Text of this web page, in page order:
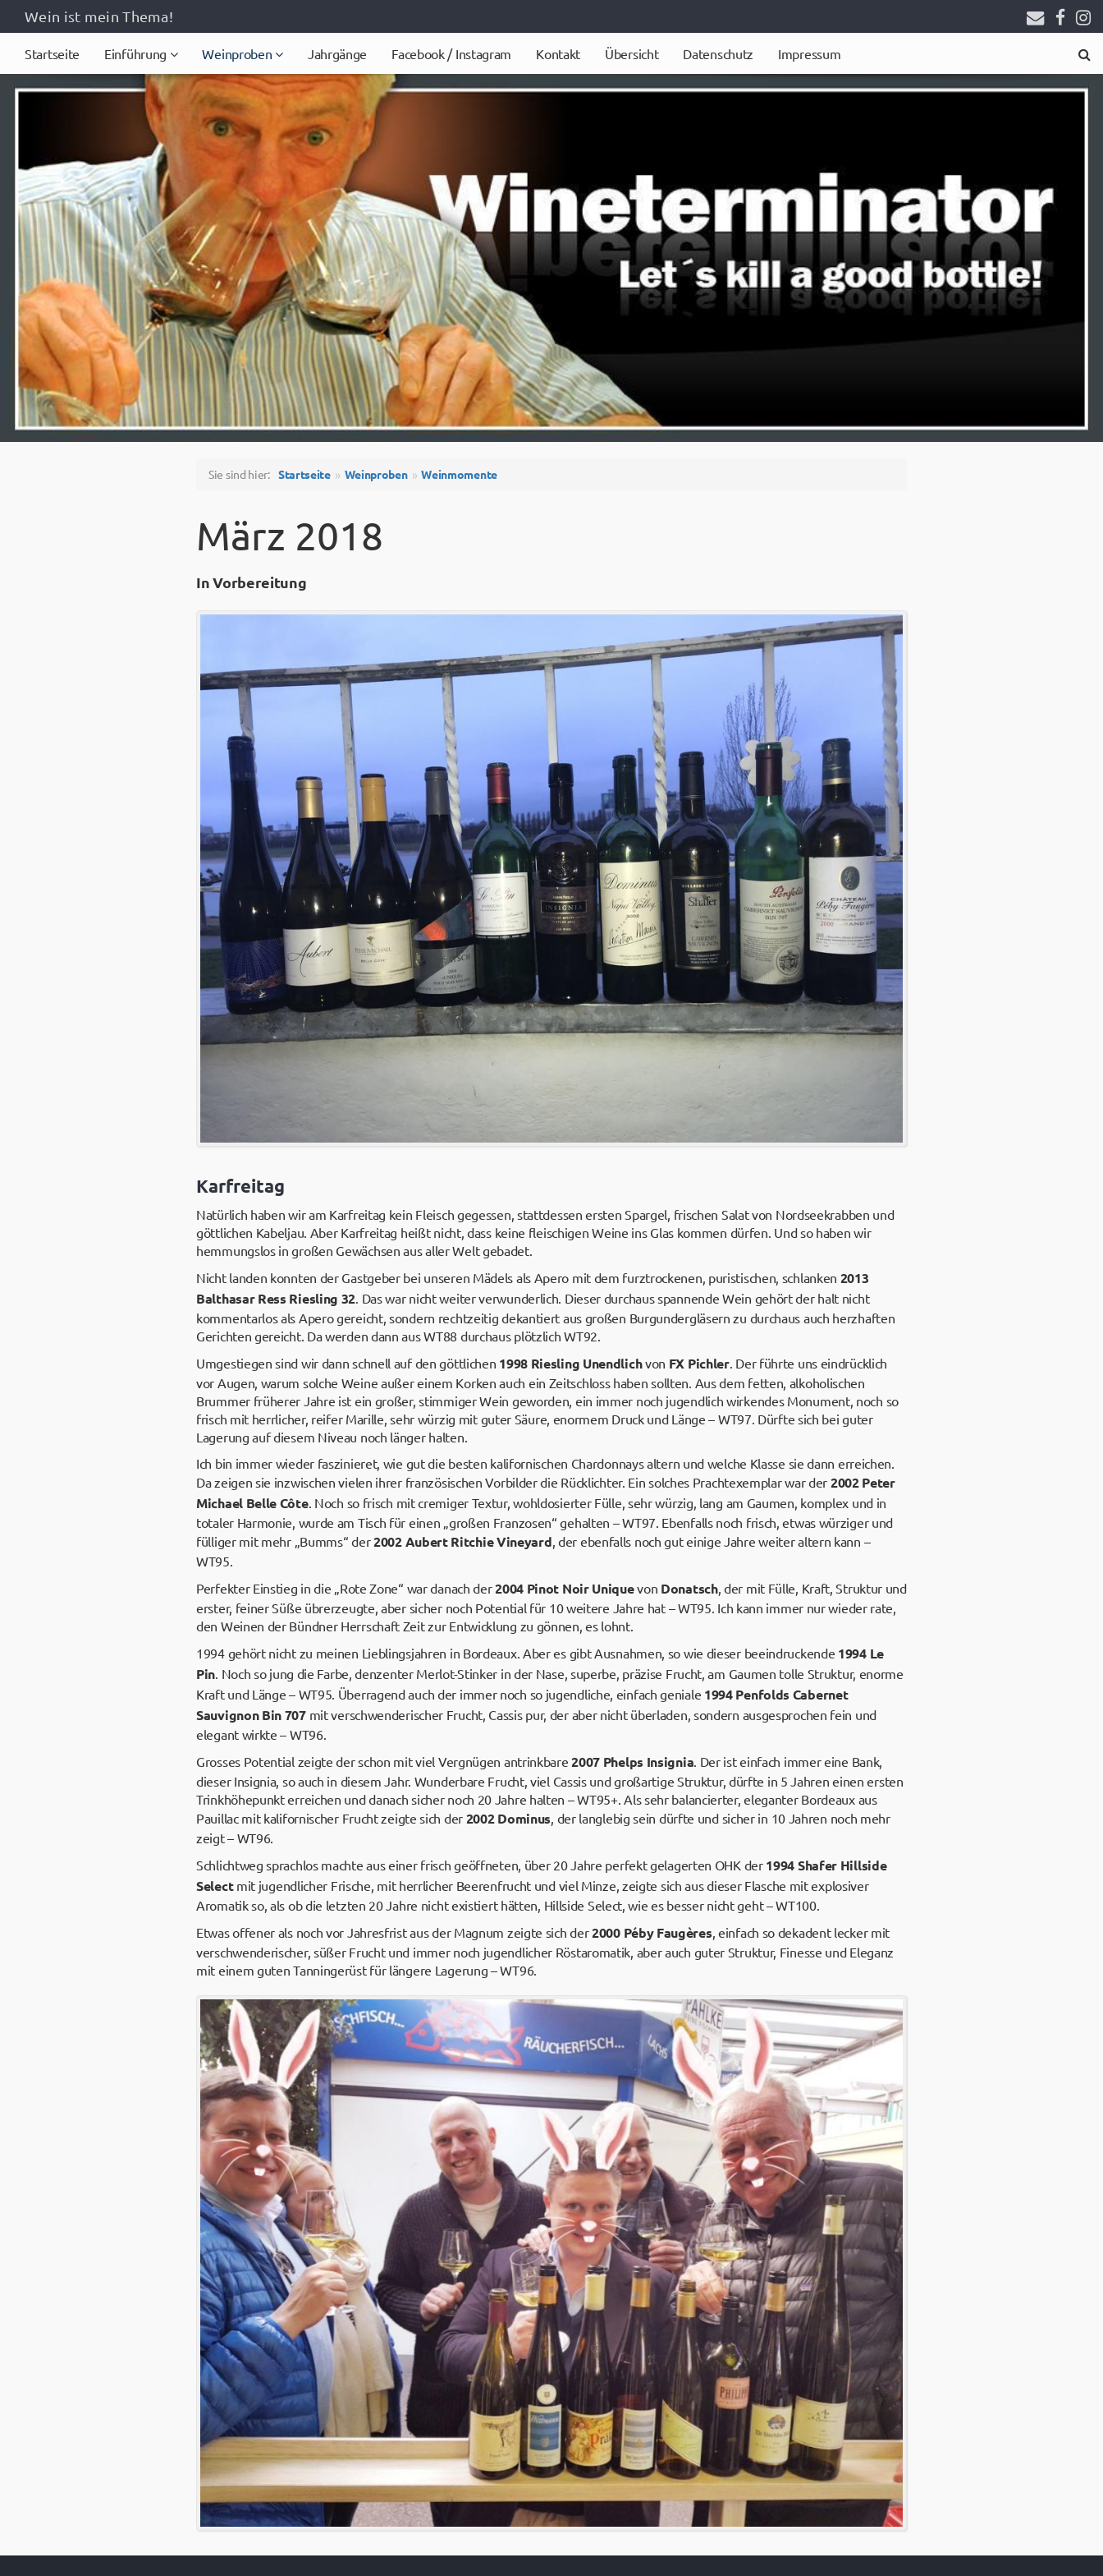
Wein ist mein Thema!
Startseite Einführung Weinproben Jahrgänge Facebook / Instagram Kontakt Übersicht Datenschutz Impressum
Sie sind hier: Startseite Weinproben Weinmomente
März 2018
In Vorbereitung
Karfreitag
Natürlich haben wir am Karfreitag kein Fleisch gegessen, stattdessen ersten Spargel, frischen Salat von Nordseekrabben und
göttlichen Kabeljau. Aber Karfreitag heißt nicht, dass keine fleischigen Weine ins Glas kommen dürfen. Und so haben wir
hemmungslos in großen Gewächsen aus aller Welt gebadet.
Nicht landen konnten der Gastgeber bei unseren Mädels als Apero mit dem furztrockenen, puristischen, schlanken 2013
Balthasar Ress Riesling 32 . Das war nicht weiter verwunderlich. Dieser durchaus spannende Wein gehört der halt nicht
kommentarlos als Apero gereicht, sondern rechtzeitig dekantiert aus großen Burgundergläsern zu durchaus auch herzhaften
Gerichten gereicht. Da werden dann aus WT88 durchaus plötzlich WT92.
Umgestiegen sind wir dann schnell auf den göttlichen 1998 Riesling Unendlichvon FX Pichler. Der führte uns eindrücklich
vor Augen, warum solche Weine außer einem Korken auch ein Zeitschloss haben sollten. Aus dem fetten, alkoholischen
Brummer früherer Jahre ist ein großer, stimmiger Wein geworden, ein immer noch jugendlich wirkendes Monument, noch so
frisch mit herrlicher, reifer Marille, sehr würzig mit guter Säure, enormem Druck und Länge – WT97. Dürfte sich bei guter
Lagerung auf diesem Niveau noch länger halten.
Ich bin immer wieder faszinieret, wie gut die besten kalifornischen Chardonnays altern und welche Klasse sie dann erreichen.
Da zeigen sie inzwischen vielen ihrer französischen Vorbilder die Rücklichter. Ein solches Prachtexemplar war der 2002 Peter
Michael Belle Côte. Noch so frisch mit cremiger Textur, wohldosierter Fülle, sehr würzig, lang am Gaumen, komplex und in
totaler Harmonie, wurde am Tisch für einen „großen Franzosen“ gehalten – WT97. Ebenfalls noch frisch, etwas würziger und
fülliger mit mehr „Bumms“ der2002 Aubert Ritchie Vineyard , der ebenfalls noch gut einige Jahre weiter altern kann –
WT95.
Perfekter Einstieg in die „Rote Zone“ war danach der2004 Pinot Noir Uniquevon Donatsch, der mit Fülle, Kraft, Struktur und
erster, feiner Süße übrerzeugte, aber sicher noch Potential für 10 weitere Jahre hat – WT95. Ich kann immer nur wieder rate,
den Weinen der Bündner Herrschaft Zeit zur Entwicklung zu gönnen, es lohnt.
1994 gehört nicht zu meinen Lieblingsjahren in Bordeaux. Aber es gibt Ausnahmen, so wie dieser beeindruckende 1994 Le
Pin . Noch so jung die Farbe, denzenter Merlot-Stinker in der Nase, superbe, präzise Frucht, am Gaumen tolle Struktur, enorme
Kraft und Länge – WT95. Überragend auch der immer noch so jugendliche, einfach geniale 1994 Penfolds Cabernet
Sauvignon Bin 707mit verschwenderischer Frucht, Cassis pur, der aber nicht überladen, sondern ausgesprochen fein und
elegant wirkte – WT96.
Grosses Potential zeigte der schon mit viel Vergnügen antrinkbare2007 Phelps Insignia . Der ist einfach immer eine Bank,
dieser Insignia, so auch in diesem Jahr. Wunderbare Frucht, viel Cassis und großartige Struktur, dürfte in 5 Jahren einen ersten
Trinkhöhepunkt erreichen und danach sicher noch 20 Jahre halten – WT95+. Als sehr balancierter, eleganter Bordeaux aus
Pauillac mit kalifornischer Frucht zeigte sich der 2002 Dominus , der langlebig sein dürfte und sicher in 10 Jahren noch mehr
zeigt – WT96.
Schlichtweg sprachlos machte aus einer frisch geöffneten, über 20 Jahre perfekt gelagerten OHK der 1994 Shafer Hillside
Selectmit jugendlicher Frische, mit herrlicher Beerenfrucht und viel Minze, zeigte sich aus dieser Flasche mit explosiver
Aromatik so, als ob die letzten 20 Jahre nicht existiert hätten, Hillside Select, wie es besser nicht geht – WT100.
Etwas offener als noch vor Jahresfrist aus der Magnum zeigte sich der2000 Péby Faugères , einfach so dekadent lecker mit
verschwenderischer, süßer Frucht und immer noch jugendlicher Röstaromatik, aber auch guter Struktur, Finesse und Eleganz
mit einem guten Tanningerüst für längere Lagerung – WT96.